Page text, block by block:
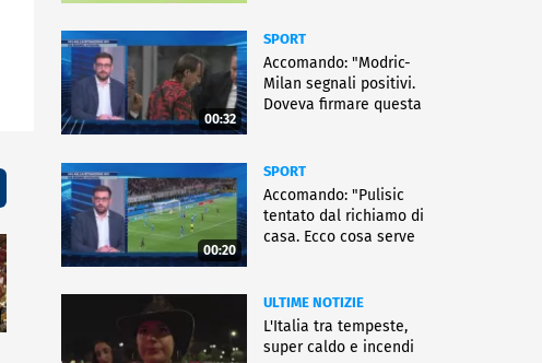
00:32
SPORT
Accomando: "Modric-
Milan segnali positivi.
Doveva firmare questa
00:20
SPORT
Accomando: "Pulisic
tentato dal richiamo di
casa. Ecco cosa serve
ULTIME NOTIZIE
L'Italia tra tempeste,
super caldo e incendi